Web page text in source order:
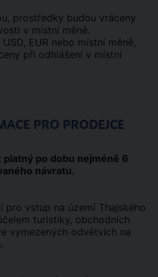
prostředky budou vráceny
v místní měně.
EUR nebo místní měně,
při odhlášení v místní
PRO PRODEJCE
po dobu nejméně 6
návratu.
pro vstup na území Thajského
turistiky, obchodních
vymezených odvětvích na